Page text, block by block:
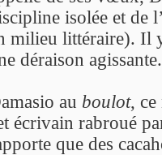
isolée et de
milieu littéraire). Il
déraison
au boulot, ce
écrivain rabroué
que des